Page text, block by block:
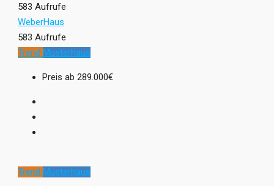
583 Aufrufe
WeberHaus
583 Aufrufe
Trend Musterhaus
Preis ab 289.000€
Trend Musterhaus